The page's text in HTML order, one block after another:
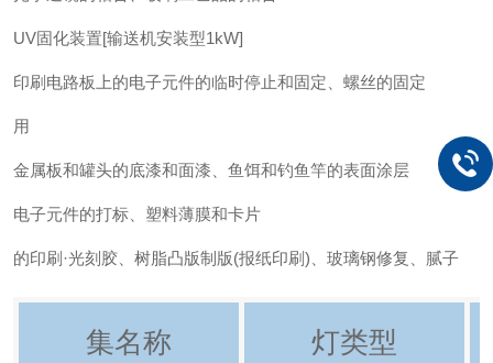
UV固化装置[输送机安装型1kW]
印刷电路板上的电子元件的临时停止和固定、螺丝的固定
用
金属板和罐头的底漆和面漆、鱼饵和钓鱼竿的表面涂层
电子元件的打标、塑料薄膜和卡片
的印刷·光刻胶、树脂凸版制版(报纸印刷)、玻璃钢修复、腻子
集名称 灯类型